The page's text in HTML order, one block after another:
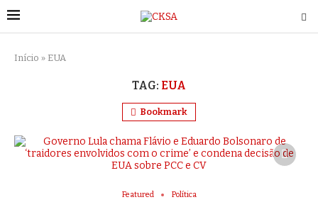
Início » EUA
TAG: EUA
Bookmark
Featured Política